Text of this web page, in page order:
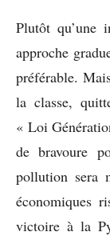
Plutôt qu’une
approche
préférable.
la classe,
« Loi
de bravoure
pollution sera
économiques
victoire à la